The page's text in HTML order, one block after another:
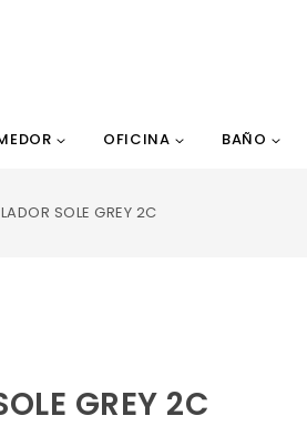
OFICINA BAÑO
SOLE GREY 2C
GREY 2C